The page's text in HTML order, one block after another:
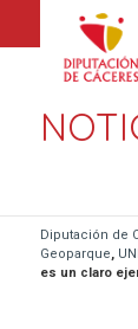
Diputación de
Geoparque,
es un claro